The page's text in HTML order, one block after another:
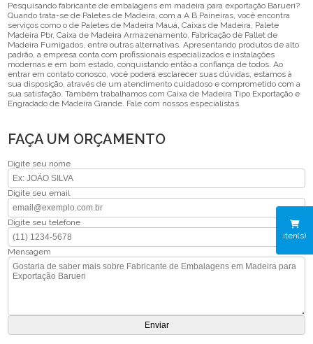
iten(s)
Pesquisando fabricante de embalagens em madeira para exportação Barueri?
Quando trata-se de Paletes de Madeira, com a A B Paineiras, você encontra
serviços como o de Paletes de Madeira Mauá, Caixas de Madeira, Palete
Madeira Pbr, Caixa de Madeira Armazenamento, Fabricação de Pallet de
Madeira Fumigados, entre outras alternativas. Apresentando produtos de alto
padrão, a empresa conta com profissionais especializados e instalações
modernas e em bom estado, conquistando então a confiança de todos. Ao
entrar em contato conosco, você poderá esclarecer suas dúvidas, estamos à
sua disposição, através de um atendimento cuidadoso e comprometido com a
sua satisfação. Também trabalhamos com Caixa de Madeira Tipo Exportação e
Engradado de Madeira Grande. Fale com nossos especialistas.
FAÇA UM ORÇAMENTO
Digite seu nome
Digite seu email
Digite seu telefone
Mensagem